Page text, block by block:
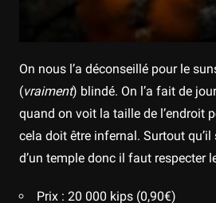
On nous l’a déconseillé pour le
(vraiment) blindé. On l’a fait de
quand on voit la taille de l’endroit
cela doit être infernal. Surtout qu’il
d’un temple donc il faut respecter
Prix : 20 000 kips (0,90€)